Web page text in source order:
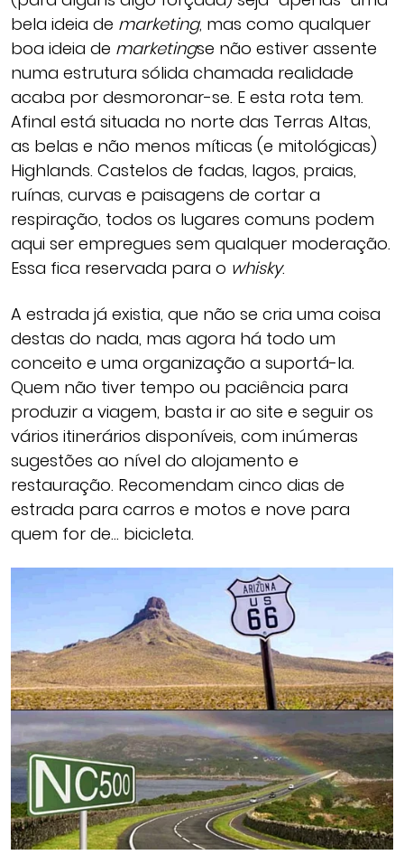
bela ideia de marketing, mas como qualquer
boa ideia de marketingse não estiver assente
numa estrutura sólida chamada realidade
acaba por desmoronar-se. E esta rota tem.
Afinal está situada no norte das Terras Altas,
as belas e não menos míticas (e mitológicas)
Highlands. Castelos de fadas, lagos, praias,
ruínas, curvas e paisagens de cortar a
respiração, todos os lugares comuns podem
aqui ser empregues sem qualquer moderação.
Essa fica reservada para o whisky.
A estrada já existia, que não se cria uma coisa
destas do nada, mas agora há todo um
conceito e uma organização a suportá-la.
Quem não tiver tempo ou paciência para
produzir a viagem, basta ir ao site e seguir os
vários itinerários disponíveis, com inúmeras
sugestões ao nível do alojamento e
restauração. Recomendam cinco dias de
estrada para carros e motos e nove para
quem for de… bicicleta.